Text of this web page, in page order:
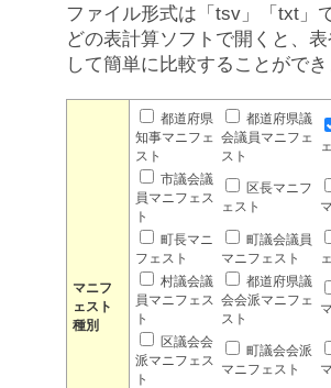
ファイル形式は「tsv」「txt」
どの表計算ソフトで開くと、
して簡単に比較することができ
マニフ
ェスト
種別
都道府県
知事マニフェ
スト
都道府県議
会議員マニフェ
スト
市議会議
員マニフェス
ト
区長マニフ
ェスト
町長マニ
フェスト
町議会議員
マニフェスト
村議会議
員マニフェス
ト
都道府県議
会会派マニフェ
スト
区議会会
派マニフェス
ト
町議会会派
マニフェスト